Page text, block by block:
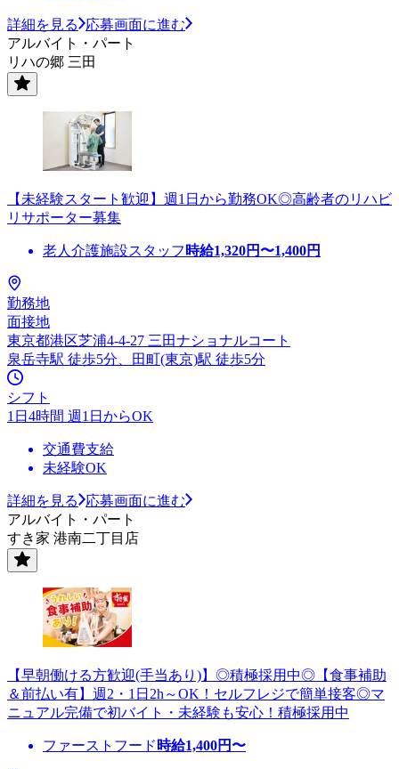
詳細を見る
応募画面に進む
アルバイト・パート
リハの郷 三田
【未経験スタート歓迎】週1日から勤務OK◎高齢者のリハビ
リサポーター募集
老人介護施設スタッフ 時給1,320円〜1,400円
勤務地
面接地
東京都港区芝浦4-4-27 三田ナショナルコート
泉岳寺駅 徒歩5分、田町(東京)駅 徒歩5分
シフト
1日4時間 週1日からOK
交通費支給
未経験OK
詳細を見る
応募画面に進む
アルバイト・パート
すき家 港南二丁目店
【早朝働ける方歓迎(手当あり)】◎積極採用中◎【食事補助
＆前払い有】週2・1日2h～OK！セルフレジで簡単接客◎マ
ニュアル完備で初バイト・未経験も安心！積極採用中
ファーストフード 時給1,400円〜